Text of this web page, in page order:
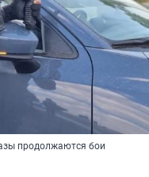
продолжаются бои